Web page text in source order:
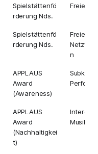
Spielstättenfö
rderung Nds.
Freies
Spielstättenfö
rderung Nds.
Freies
n
APPLAUS
Award
(Awareness)
APPLAUS
Award
(Nachhaltigkei
t)
Musik